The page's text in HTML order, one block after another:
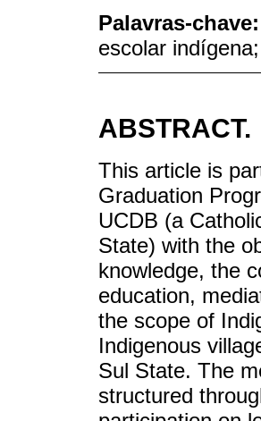
Palavras-chave:
escolar
ABSTRACT.
This article is
Graduation
UCDB (a
State) with the
knowledge, the
education,
the scope of
Indigenous
Sul State. The
structured